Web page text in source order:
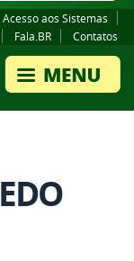
Acesso aos Sistemas
Fala.BR Contatos